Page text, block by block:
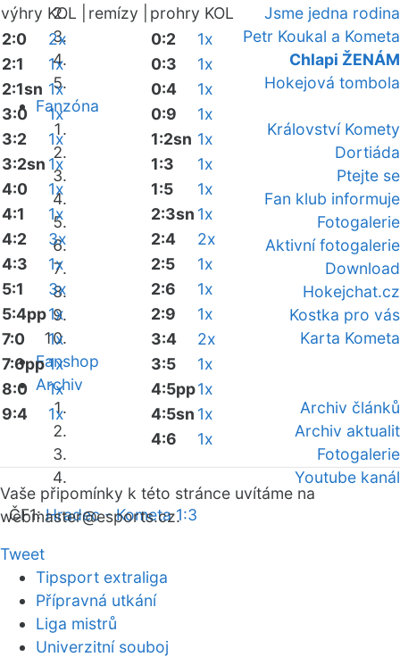
Jsme jedna rodina
Petr Koukal a Kometa
Chlapi ŽENÁM
Hokejová tombola
Fanzóna
Království Komety
Dortiáda
Ptejte se
Fan klub informuje
Fotogalerie
Aktivní fotogalerie
Download
Hokejchat.cz
Kostka pro vás
Karta Kometa
Fanshop
Archiv
Archiv článků
Archiv aktualit
Fotogalerie
Youtube kanál
ČF1:Hradec - Kometa 1:3
výhry KOL | remízy |
prohry KOL
2:0
2x
2:1
1x
2:1sn 1x
3:0
1x
3:2
1x
3:2sn 1x
4:0
1x
4:1
1x
4:2
3x
4:3
1x
5:1
3x
5:4pp1x
7:0
1x
7:6pp1x
8:0
1x
9:4
1x
0:2
1x
0:3
1x
0:4
1x
0:9
1x
1:2sn 1x
1:3
1x
1:5
1x
2:3sn 1x
2:4
2x
2:5
1x
2:6
1x
2:9
1x
3:4
2x
3:5
1x
4:5pp1x
4:5sn 1x
4:6
1x
Vaše připomínky k této stránce uvítáme na
webmaster@esports.cz.
Tweet
Tipsport extraliga
Přípravná utkání
Liga mistrů
Univerzitní souboj